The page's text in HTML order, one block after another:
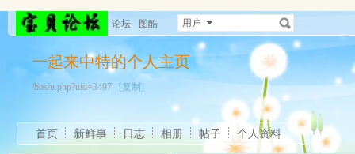
论坛 图酷 用户
一起来中特的个人主页
/bbs/u.php?uid=3497 [复制]
首页 新鲜事 日志 相册 帖子 个人资料